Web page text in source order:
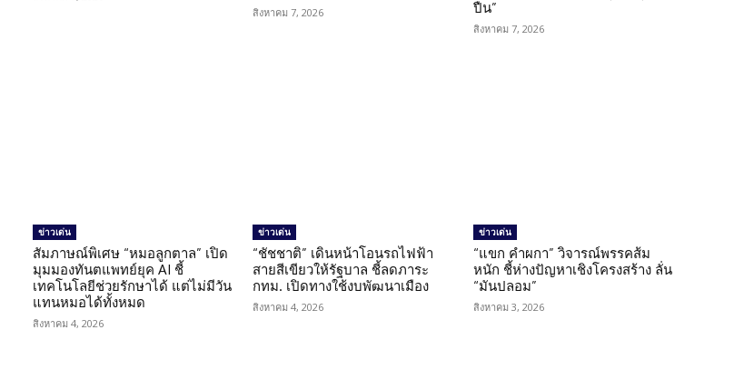
สิงหาคม 7, 2026
ปืน”
สิงหาคม 7, 2026
ข่าวเด่น
สัมภาษณ์พิเศษ “หมอลูกตาล” เปิด
มุมมองทันตแพทย์ยุค AI ชี้
เทคโนโลยีช่วยรักษาได้ แต่ไม่มีวัน
แทนหมอได้ทั้งหมด
สิงหาคม 4, 2026
ข่าวเด่น
“ชัชชาติ” เดินหน้าโอนรถไฟฟ้า
สายสีเขียวให้รัฐบาล ชี้ลดภาระ
กทม. เปิดทางใช้งบพัฒนาเมือง
สิงหาคม 4, 2026
ข่าวเด่น
“แขก คำผกา” วิจารณ์พรรคส้ม
หนัก ชี้ห่างปัญหาเชิงโครงสร้าง ลั่น
“มันปลอม”
สิงหาคม 3, 2026